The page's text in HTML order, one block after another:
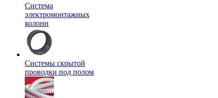
Система
электромонтажных
колонн
Системы скрытой
проводки под полом